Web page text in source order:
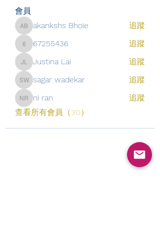
會員
akankshs Bhoie
akankshs Bhoie 追蹤
67255436
67255436 追蹤
Justina Lai
Justina Lai 追蹤
sagar wadekar
sagar wadekar 追蹤
ni ranni ran
追蹤
查看所有會員（30）